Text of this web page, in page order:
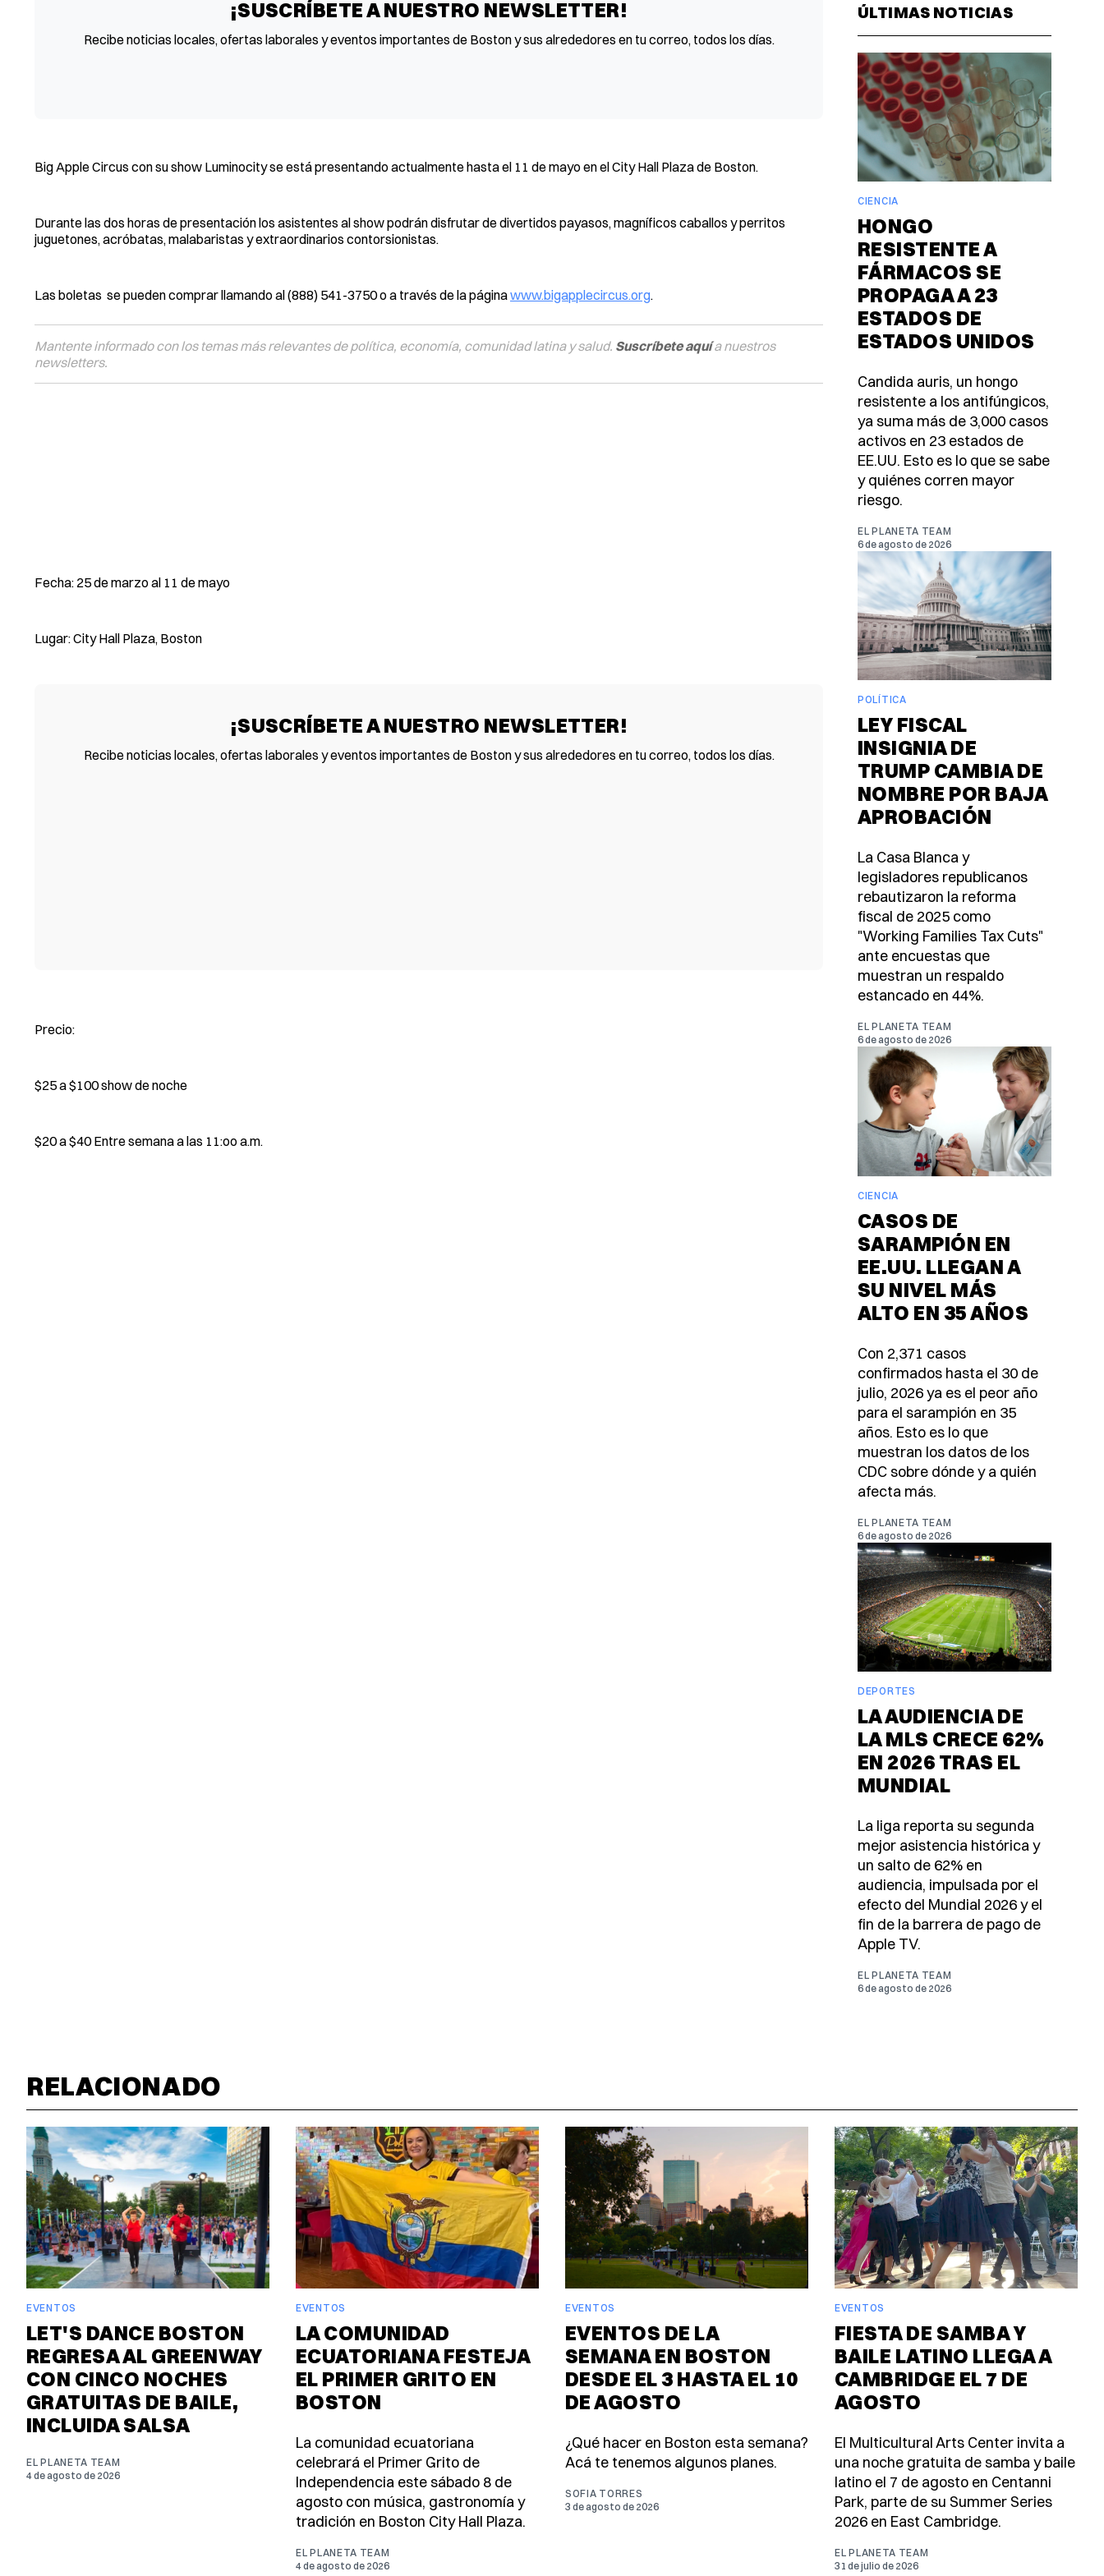
¡SUSCRÍBETE A NUESTRO NEWSLETTER!
Recibe noticias locales, ofertas laborales y eventos importantes de Boston y sus alrededores en tu correo, todos los días.
Big Apple Circus con su show Luminocity se está presentando actualmente hasta el 11 de mayo en el City Hall Plaza de Boston.
Durante las dos horas de presentación los asistentes al show podrán disfrutar de divertidos payasos, magníficos caballos y perritos
juguetones, acróbatas, malabaristas y extraordinarios contorsionistas.
Las boletas se pueden comprar llamando al (888) 541-3750 o a través de la páginawww.bigapplecircus.org.
Mantente informado con los temas más relevantes de política, economía, comunidad latina y salud. Suscríbete aquía nuestros
newsletters.
Fecha: 25 de marzo al 11 de mayo
Lugar: City Hall Plaza, Boston
¡SUSCRÍBETE A NUESTRO NEWSLETTER!
Recibe noticias locales, ofertas laborales y eventos importantes de Boston y sus alrededores en tu correo, todos los días.
Precio:
$25 a $100 show de noche
$20 a $40 Entre semana a las 11:oo a.m.
ÚLTIMAS NOTICIAS
CIENCIA
HONGO
RESISTENTE A
FÁRMACOS SE
PROPAGA A 23
ESTADOS DE
ESTADOS UNIDOS
Candida auris, un hongo
resistente a los antifúngicos,
ya suma más de 3,000 casos
activos en 23 estados de
EE.UU. Esto es lo que se sabe
y quiénes corren mayor
riesgo.
EL PLANETA TEAM
6 de agosto de 2026
POLÍTICA
LEY FISCAL
INSIGNIA DE
TRUMP CAMBIA DE
NOMBRE POR BAJA
APROBACIÓN
La Casa Blanca y
legisladores republicanos
rebautizaron la reforma
fiscal de 2025 como
"Working Families Tax Cuts"
ante encuestas que
muestran un respaldo
estancado en 44%.
EL PLANETA TEAM
6 de agosto de 2026
CIENCIA
CASOS DE
SARAMPIÓN EN
EE.UU. LLEGAN A
SU NIVEL MÁS
ALTO EN 35 AÑOS
Con 2,371 casos
confirmados hasta el 30 de
julio, 2026 ya es el peor año
para el sarampión en 35
años. Esto es lo que
muestran los datos de los
CDC sobre dónde y a quién
afecta más.
EL PLANETA TEAM
6 de agosto de 2026
DEPORTES
LA AUDIENCIA DE
LA MLS CRECE 62%
EN 2026 TRAS EL
MUNDIAL
La liga reporta su segunda
mejor asistencia histórica y
un salto de 62% en
audiencia, impulsada por el
efecto del Mundial 2026 y el
fin de la barrera de pago de
Apple TV.
EL PLANETA TEAM
6 de agosto de 2026
RELACIONADO
EVENTOS
LET'S DANCE BOSTON
REGRESA AL GREENWAY
CON CINCO NOCHES
GRATUITAS DE BAILE,
INCLUIDA SALSA
EL PLANETA TEAM
4 de agosto de 2026
EVENTOS
LA COMUNIDAD
ECUATORIANA FESTEJA
EL PRIMER GRITO EN
BOSTON
La comunidad ecuatoriana
celebrará el Primer Grito de
Independencia este sábado 8 de
agosto con música, gastronomía y
tradición en Boston City Hall Plaza.
EL PLANETA TEAM
4 de agosto de 2026
EVENTOS
EVENTOS DE LA
SEMANA EN BOSTON
DESDE EL 3 HASTA EL 10
DE AGOSTO
¿Qué hacer en Boston esta semana?
Acá te tenemos algunos planes.
SOFIA TORRES
3 de agosto de 2026
EVENTOS
FIESTA DE SAMBA Y
BAILE LATINO LLEGA A
CAMBRIDGE EL 7 DE
AGOSTO
El Multicultural Arts Center invita a
una noche gratuita de samba y baile
latino el 7 de agosto en Centanni
Park, parte de su Summer Series
2026 en East Cambridge.
EL PLANETA TEAM
31 de julio de 2026